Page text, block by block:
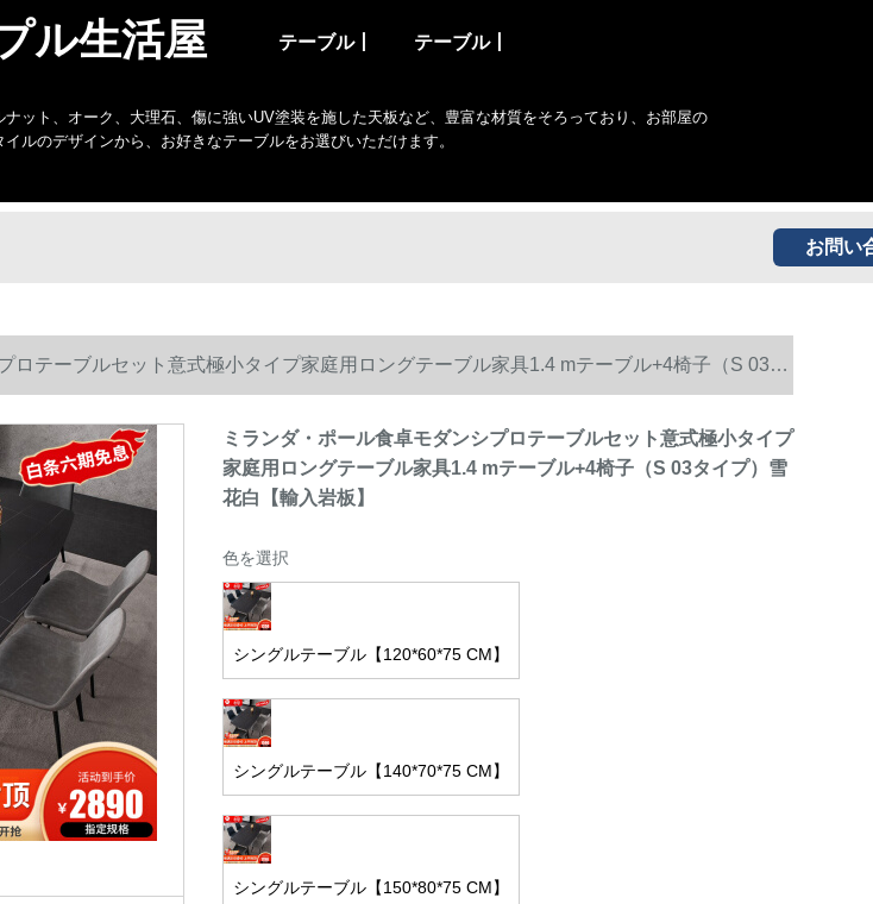
ル生活屋 テーブル丨 テーブル丨
ット、オーク、大理石、傷に強いUV塗装を施した天板など、豊富な材質をそろっており、お部屋の
ルのデザインから、お好きなテーブルをお選びいただけます。
お問い
ロテーブルセット意式極小タイプ家庭用ロングテーブル家具1.4 mテーブル+4椅子（S 03タ
ミランダ・ポール食卓モダンシプロテーブルセット意式極小タイプ
家庭用ロングテーブル家具1.4 mテーブル+4椅子（S 03タイプ）雪
花白【輸入岩板】
色を選択
シングルテーブル【120*60*75 CM】
シングルテーブル【140*70*75 CM】
シングルテーブル【150*80*75 CM】